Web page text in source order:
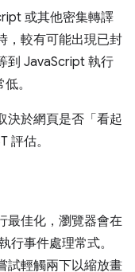
或其他密集轉譯
，較有可能出現已封
到 JavaScript 執行
。
決於網頁是否「看起
評估。
最佳化，瀏覽器會在
行事件處理常式。
試輕觸兩下以縮放畫